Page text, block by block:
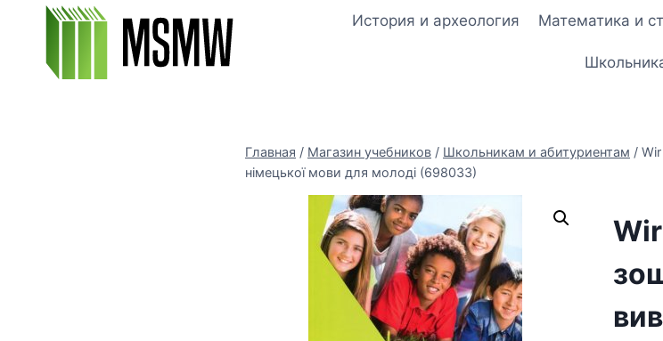
Перейти
содержимому
История и археология Математика и
Главная / Магазин учебников / Школьникам и абитуриентам /
німецької мови для молоді (698033)